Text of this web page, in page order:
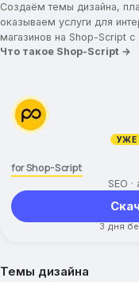
Создаём темы дизайна,
оказываем услуги для
магазинов на Shop-Script с
Что такое Shop-Script →
УЖЕ
for Shop-Script
SEO
3 дня
Темы дизайна